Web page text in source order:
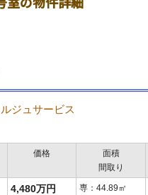
ジュサービス
価格
面積
間取り
4,480万円
専：44.89㎡